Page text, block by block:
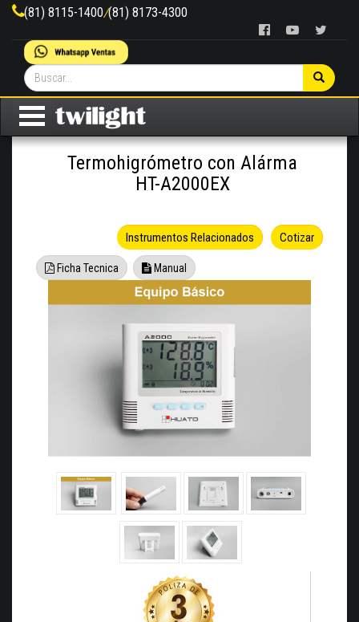
(81) 8115-1400/(81) 8173-4300
Termohigrómetro con Alárma
HT-A2000EX
Cotizar
Instrumentos Relacionados
Ficha Tecnica Manual